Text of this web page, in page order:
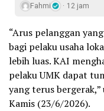
Fahmi 12 jam
“Arus pelanggan
bagi pelaku usaha
lebih luas. KAI
pelaku UMK dapat
yang terus
Kamis (23/6/2026).